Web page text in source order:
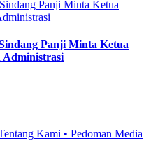
Panji Minta Ketua
Administrasi
Kami • Pedoman Media